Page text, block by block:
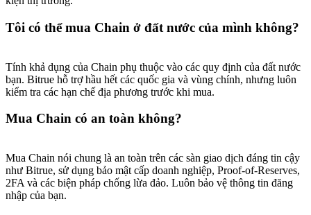
Tôi có thể mua Chain ở đất nước của mình không?
Tính khả dụng của Chain phụ thuộc vào các quy định của đất nước
bạn. Bitrue hỗ trợ hầu hết các quốc gia và vùng chính, nhưng luôn
kiểm tra các hạn chế địa phương trước khi mua.
Mua Chain có an toàn không?
Mua Chain nói chung là an toàn trên các sàn giao dịch đáng tin cậy
như Bitrue, sử dụng bảo mật cấp doanh nghiệp, Proof-of-Reserves,
2FA và các biện pháp chống lừa đảo. Luôn bảo vệ thông tin đăng
nhập của bạn.